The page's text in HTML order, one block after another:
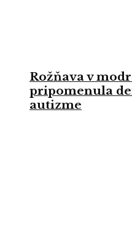
Rožňava v
pripomenula
autizme